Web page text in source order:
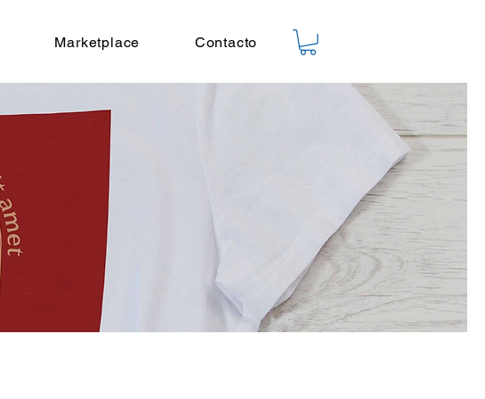
Marketplace Contacto